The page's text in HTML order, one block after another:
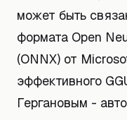
может быть
формата Open
(ONNX) от
эффективного
Гергановым -